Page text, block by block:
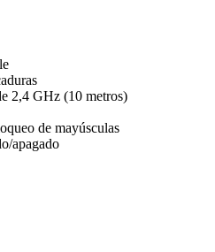
2,4 GHz (10 metros)
de mayúsculas
apagado